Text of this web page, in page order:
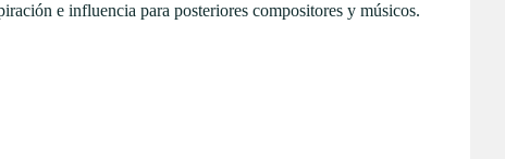
e influencia para posteriores compositores y músicos.